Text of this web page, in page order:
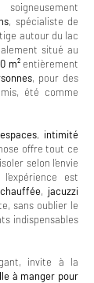
, spécialiste de
autour du lac
situé au
m²entièrement
, pour des
été comme
, intimité
offre tout ce
selon l’envie
est
, jacuzzi
sans oublier le
indispensables
invite à la
à manger pour